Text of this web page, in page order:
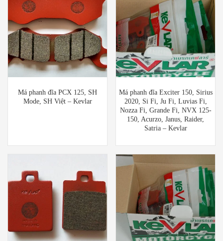
Má phanh đĩa PCX 125, SH
Mode, SH Việt – Kevlar
Má phanh đĩa Exciter 150, Sirius
2020, Si Fi, Ju Fi, Luvias Fi,
Nozza Fi, Grande Fi, NVX 125-
150, Acurzo, Janus, Raider,
Satria – Kevlar